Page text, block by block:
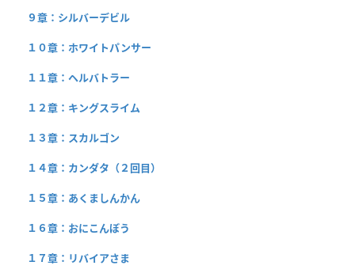
９章：シルバーデビル
１０章：ホワイトパンサー
１１章：ヘルバトラー
１２章：キングスライム
１３章：スカルゴン
１４章：カンダタ（２回目）
１５章：あくましんかん
１６章：おにこんぼう
１７章：リバイアさま